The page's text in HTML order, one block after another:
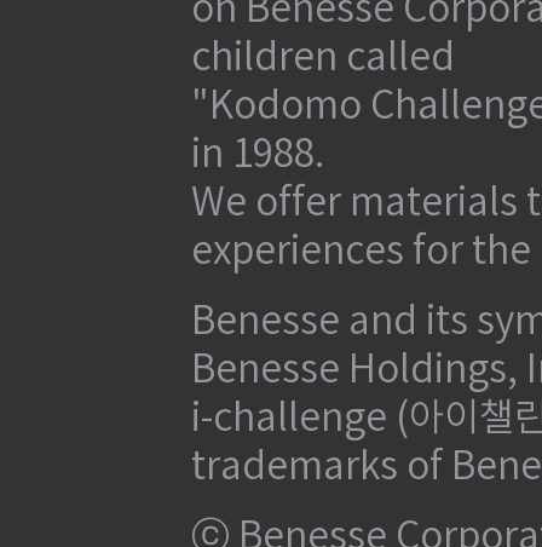
on Benesse
children called
"Kodomo
in 1988.
We offer materials
experiences for
Benesse and its
Benesse Holdings,
i-challenge (아이챌
trademarks of